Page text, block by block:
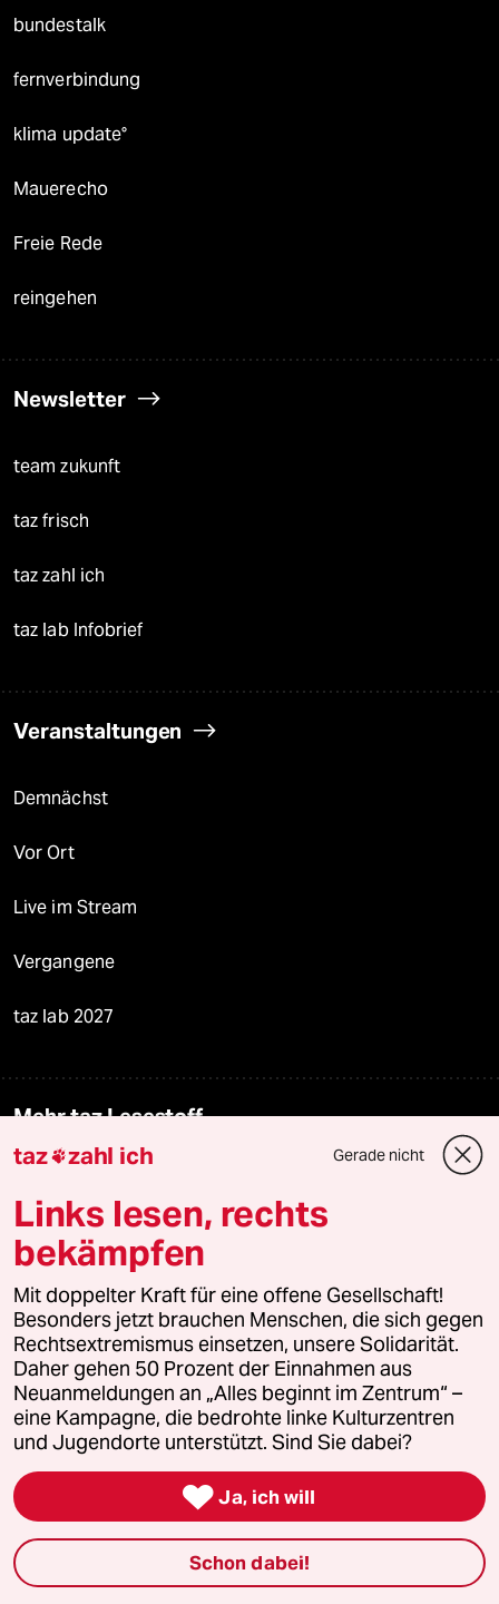
bundestalk
fernverbindung
klima update°
Mauerecho
Freie Rede
reingehen
Newsletter
team zukunft
taz frisch
taz zahl ich
taz lab Infobrief
Veranstaltungen
Demnächst
Vor Ort
Live im Stream
Vergangene
taz lab 2027
Mehr taz Lesestoff
taz FUTURZWEI
Le Monde diplomatique
taz Archiv
Mehr taz Angebote
Reisen
Kantine
taz zahl ich Gerade nicht
Links lesen, rechts
bekämpfen
Mit doppelter Kraft für eine offene Gesellschaft!
Besonders jetzt brauchen Menschen, die sich gegen
Rechtsextremismus einsetzen, unsere Solidarität.
Daher gehen 50 Prozent der Einnahmen aus
Neuanmeldungen an „Alles beginnt im Zentrum“ –
eine Kampagne, die bedrohte linke Kulturzentren
und Jugendorte unterstützt. Sind Sie dabei?
 Ja, ich will
Schon dabei!